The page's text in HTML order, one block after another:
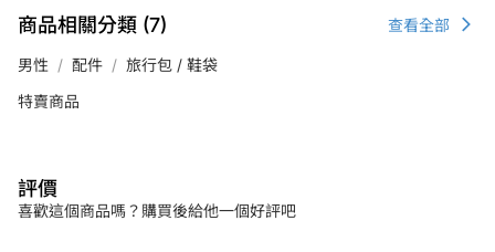
商品相關分類 (7) 查看全部
男性 配件
旅行包 / 鞋袋
特賣商品
評價
喜歡這個商品嗎？購買後給他一個好評吧